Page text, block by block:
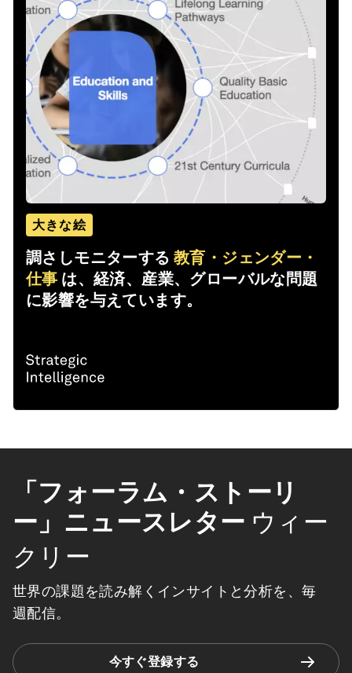
大きな絵
調さしモニターする 教育・ジェンダー・
仕事 は、経済、産業、グローバルな問題
に影響を与えています。
「フォーラム・ストーリ
ー」ニュースレター ウィー
クリー
世界の課題を読み解くインサイトと分析を、毎
週配信。
今すぐ登録する